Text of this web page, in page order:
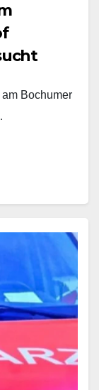
am Bochumer